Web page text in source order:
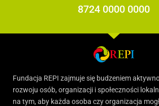
8724 0000 0000
Fundacja REPI zajmuje się budzeniem
rozwoju osób, organizacji i społeczności
na tym, aby każda osoba czy organizacja